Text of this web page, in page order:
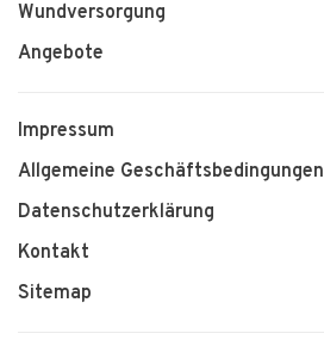
Wundversorgung
Angebote
Impressum
Allgemeine Geschäftsbedingungen
Datenschutzerklärung
Kontakt
Sitemap